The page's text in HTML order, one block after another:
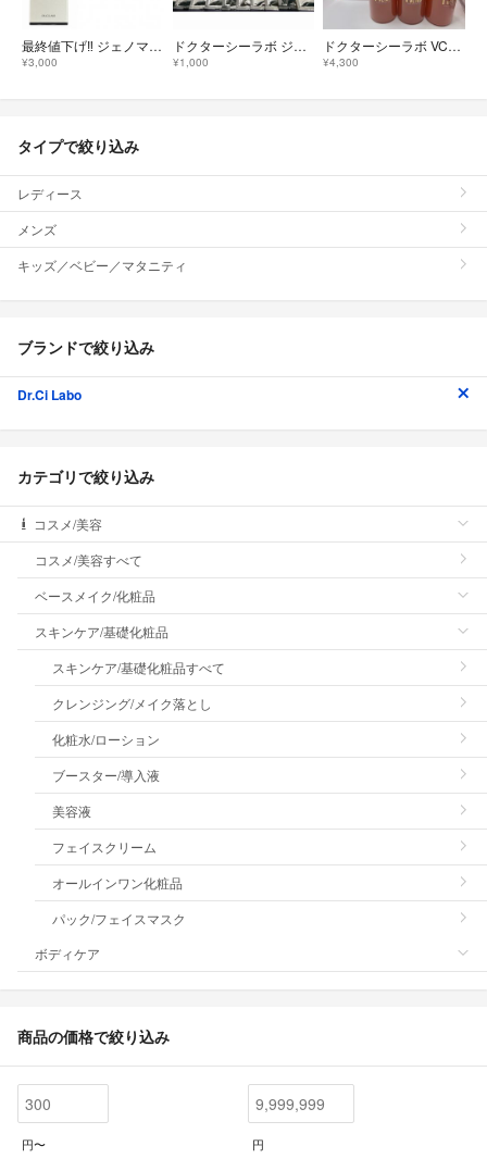
最終値下げ‼️ ジェノマー フェイシャルフォームRX（洗顔料）100g
¥3,000
ドクターシーラボ ジェノマー フェイシャルフォームRX 1回分×20パウチ
¥1,000
ドクターシーラボ VC100 ウォッシングフォーム（洗顔料）120ml×3本
¥4,300
タイプで絞り込み
レディース
メンズ
キッズ／ベビー／マタニティ
ブランドで絞り込み
Dr.Ci Labo
カテゴリで絞り込み
コスメ/美容
コスメ/美容すべて
ベースメイク/化粧品
スキンケア/基礎化粧品
スキンケア/基礎化粧品すべて
クレンジング/メイク落とし
化粧水/ローション
ブースター/導入液
美容液
フェイスクリーム
オールインワン化粧品
パック/フェイスマスク
ボディケア
商品の価格で絞り込み
円〜 円